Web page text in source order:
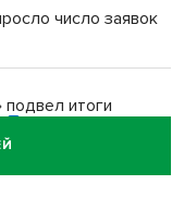
в Искитиме
число заявок
итоги